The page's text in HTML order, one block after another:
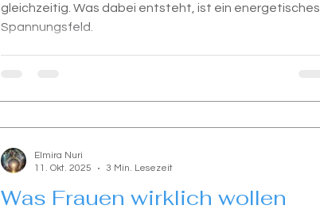
gleichzeitig. Was dabei entsteht, ist ein energetisches
Spannungsfeld.
Was Frauen wirklich wollen
Elmira Nuri
11. Okt. 2025
3 Min. Lesezeit